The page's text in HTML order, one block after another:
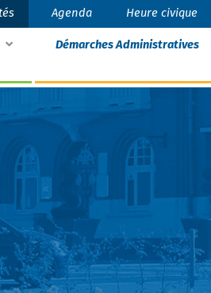
Agenda Heure civique
Démarches Administratives